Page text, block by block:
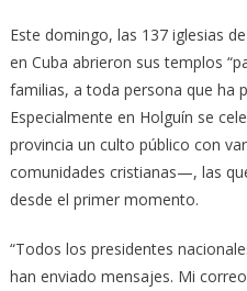
Este domingo, las 137 iglesias
en Cuba abrieron sus templos
familias, a toda persona que ha
Especialmente en Holguín se
provincia un culto público con
comunidades cristianas—, las
desde el primer momento.
“Todos los presidentes
han enviado mensajes. Mi